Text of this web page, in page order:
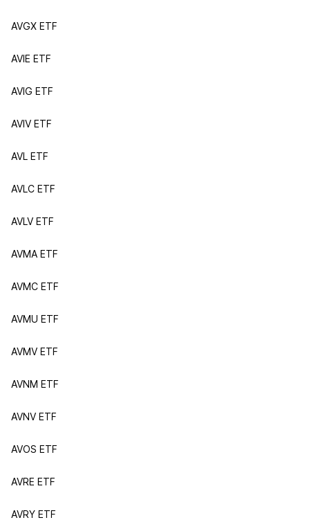
AVGX ETF
AVIE ETF
AVIG ETF
AVIV ETF
AVL ETF
AVLC ETF
AVLV ETF
AVMA ETF
AVMC ETF
AVMU ETF
AVMV ETF
AVNM ETF
AVNV ETF
AVOS ETF
AVRE ETF
AVRY ETF